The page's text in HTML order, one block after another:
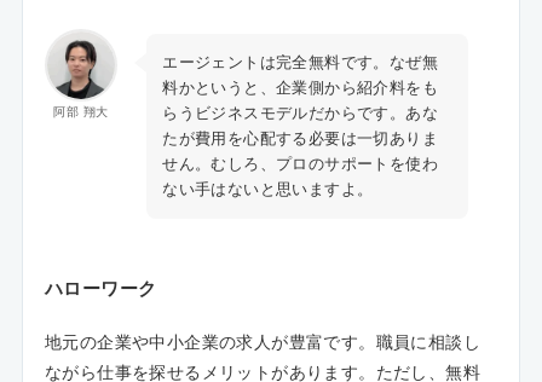
阿部 翔大
エージェントは完全無料です。なぜ無
料かというと、企業側から紹介料をも
らうビジネスモデルだからです。あな
たが費用を心配する必要は一切ありま
せん。むしろ、プロのサポートを使わ
ない手はないと思いますよ。
ハローワーク
地元の企業や中小企業の求人が豊富です。職員に相談し
ながら仕事を探せるメリットがあります。ただし、無料